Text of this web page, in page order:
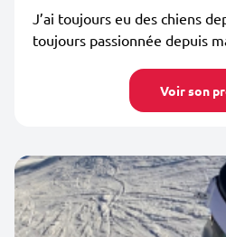
J’ai toujours eu des chiens
toujours passionnée depuis
Voir son